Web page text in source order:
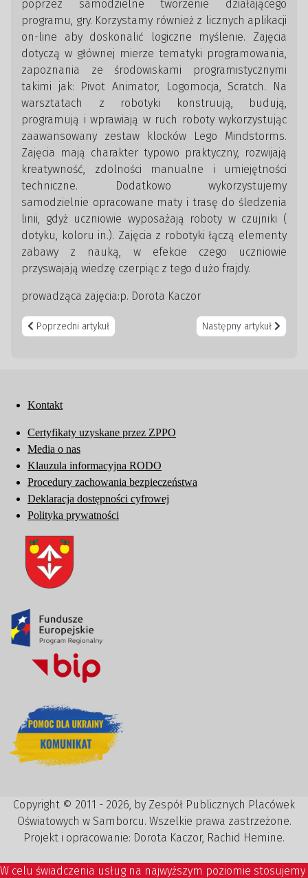
poprzez samodzielne tworzenie działającego
programu, gry. Korzystamy również z licznych aplikacji
on-line aby doskonalić logiczne myślenie. Zajęcia
dotyczą w głównej mierze tematyki programowania,
zapoznania ze środowiskami programistycznymi
takimi jak: Pivot Animator, Logomocja, Scratch. Na
warsztatach z robotyki konstruują, budują,
programują i wprawiają w ruch roboty wykorzystując
zaawansowany zestaw klocków Lego Mindstorms.
Zajęcia mają charakter typowo praktyczny, rozwijają
kreatywność, zdolności manualne i umiejętności
techniczne. Dodatkowo wykorzystujemy
samodzielnie opracowane maty i trasę do śledzenia
linii, gdyż uczniowie wyposażają roboty w czujniki (
dotyku, koloru in.). Zajęcia z robotyki łączą elementy
zabawy z nauką, w efekcie czego uczniowie
przyswajają wiedzę czerpiąc z tego dużo frajdy.
prowadząca zajęcia:p. Dorota Kaczor
Poprzedni artykuł: Certyfikaty uzyskane przez ZPPO
Poprzedni artykuł Następny artykuł: Media
Następny artykuł
Kontakt
Certyfikaty uzyskane przez ZPPO
Media o nas
Klauzula informacyjna RODO
Procedury zachowania bezpieczeństwa
Deklaracja dostępności cyfrowej
Polityka prywatności
Copyright © 2011 - 2026, by Zespół Publicznych Placówek
Oświatowych w Samborcu. Wszelkie prawa zastrzeżone.
Projekt i opracowanie: Dorota Kaczor, Rachid Hemine.
W celu świadczenia usług na najwyższym poziomie stosujemy